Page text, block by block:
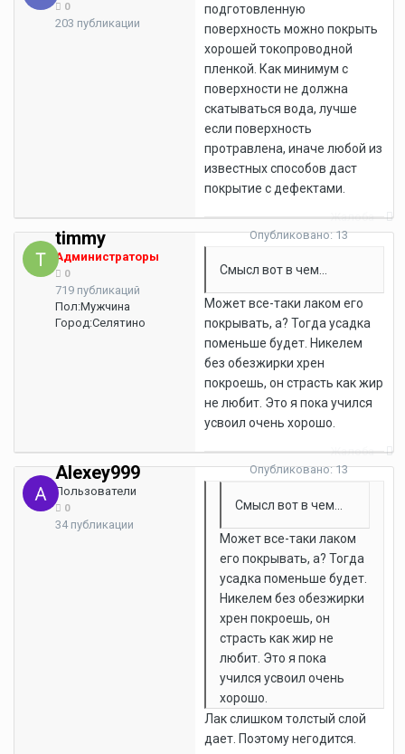
0
203 публикации
подготовленную
поверхность можно покрыть
хорошей токопроводной
пленкой. Как минимум с
поверхности не должна
скатываться вода, лучше
если поверхность
протравлена, иначе любой из
известных способов даст
покрытие с дефектами.
timmy
Администраторы
0
719 публикаций
Пол:Мужчина
Город:Селятино
Жалоба
Опубликовано:13
Смысл вот в чем...
Может все-таки лаком его
покрывать, а? Тогда усадка
поменьше будет. Никелем
без обезжирки хрен
покроешь, он страсть как жир
не любит. Это я пока учился
усвоил очень хорошо.
Alexey999
Пользователи
0
34 публикации
Жалоба
Опубликовано:13
Смысл вот в чем...
Может все-таки лаком
его покрывать, а? Тогда
усадка поменьше будет.
Никелем без обезжирки
хрен покроешь, он
страсть как жир не
любит. Это я пока
учился усвоил очень
хорошо.
Лак слишком толстый слой
дает. Поэтому негодится.